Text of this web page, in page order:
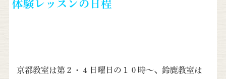
体験レッスンの日程
京都教室は第２・４日曜日の１０時〜、鈴鹿教室は